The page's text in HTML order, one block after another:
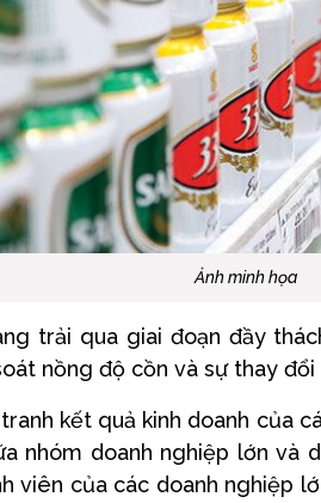
Ảnh minh họa
trải qua giai đoạn đầy
nồng độ cồn và sự thay
kết quả kinh doanh của
nhóm doanh nghiệp lớn và
viên của các doanh nghiệp